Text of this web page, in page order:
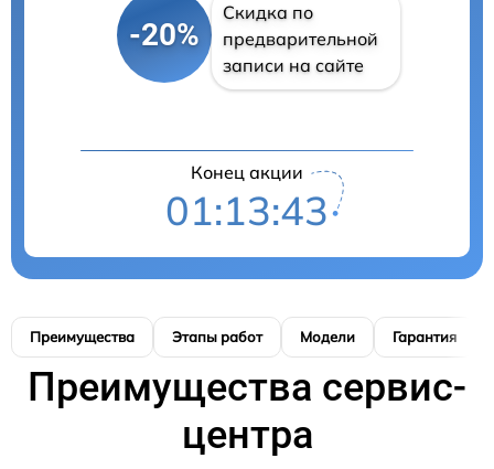
-20%
Скидка по
предварительной
записи на сайте
Конец акции
01:13:42
Преимущества Этапы работ Модели Гарантия
Преимущества сервис-
центра